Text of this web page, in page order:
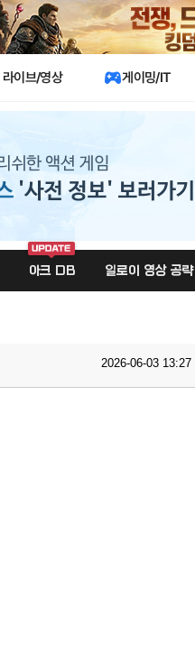
라이브/영상 게이밍/IT
아크 DB 일로이 영상 공략
2026-06-03 13:27